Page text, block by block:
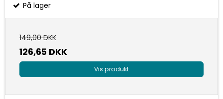
På lager
149,00 DKK
126,65 DKK
Vis produkt